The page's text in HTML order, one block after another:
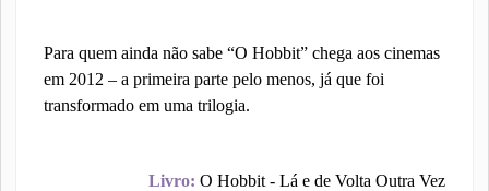
Para quem ainda não sabe “O Hobbit” chega aos cinemas
em 2012 – a primeira parte pelo menos, já que foi
transformado em uma trilogia.
Livro: O Hobbit - Lá e de Volta Outra Vez